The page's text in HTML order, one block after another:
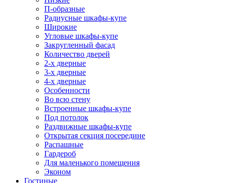
П-образные
Радиусные шкафы-купе
Широкие
Угловые шкафы-купе
Закругленный фасад
Количество дверей
2-х дверные
3-х дверные
4-х дверные
Особенности
Во всю стену
Встроенные шкафы-купе
Под потолок
Раздвижные шкафы-купе
Открытая секция посередине
Распашные
Гардероб
Для маленького помещения
Эконом
Гостиные